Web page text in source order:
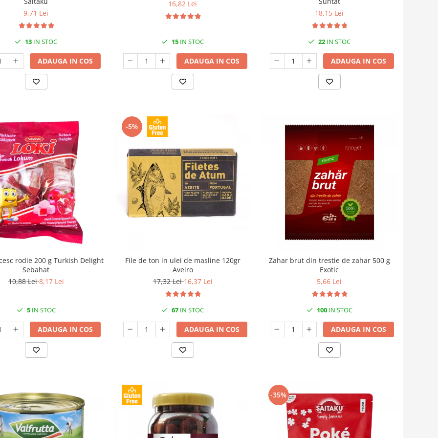
9,71 Lei
13 IN STOC
ADAUGA IN COS
16,82 Lei
15 IN STOC
ADAUGA IN COS
18,15 Lei
22 IN STOC
ADAUGA IN COS
rodie 200 g Turkish Delight
Sebahat
10,88 Lei8,17 Lei
5IN STOC
ADAUGA IN COS
-5%
File de ton in ulei de masline 120gr
Aveiro
17,32 Lei16,37 Lei
67 IN STOC
ADAUGA IN COS
Zahar brut din trestie de zahar 500 g
Exotic
5,66 Lei
100IN STOC
ADAUGA IN COS
-35%